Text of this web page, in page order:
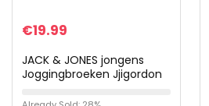
€19.99
JACK & JONES jongens
Joggingbroeken Jjigordon
Noos Jr